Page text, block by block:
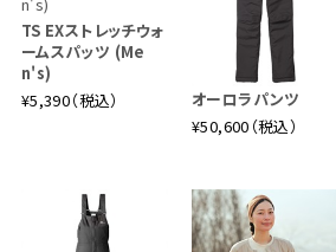
TS EXストレッチウォ
ームスパッツ (Me
n's)
¥5,390（税込）
オーロラパンツ
¥50,600（税込）